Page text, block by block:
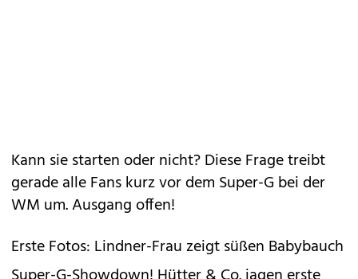
Kann sie starten oder nicht? Diese Frage treibt
gerade alle Fans kurz vor dem Super-G bei der
WM um. Ausgang offen!
Erste Fotos: Lindner-Frau zeigt süßen Babybauch